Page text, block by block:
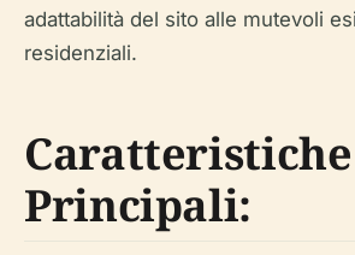
adattabilità del sito alle mutevoli
residenziali.
Caratteristiche
Principali: